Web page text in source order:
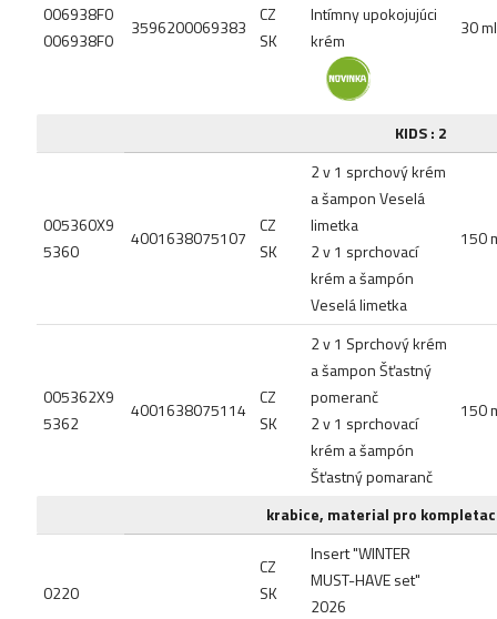
006938F0
006938F0
3596200069383
CZ
SK
Intímny upokojujúci
krém
30 ml
KIDS : 2
005360X9
5360
4001638075107
CZ
SK
2 v 1 sprchový krém
a šampon Veselá
limetka
2 v 1 sprchovací
krém a šampón
Veselá limetka
150
005362X9
5362
4001638075114
CZ
SK
2 v 1 Sprchový krém
a šampon Šťastný
pomeranč
2 v 1 sprchovací
krém a šampón
Šťastný pomaranč
150
krabice, material pro
0220
CZ
SK
Insert "WINTER
MUST-HAVE set"
2026